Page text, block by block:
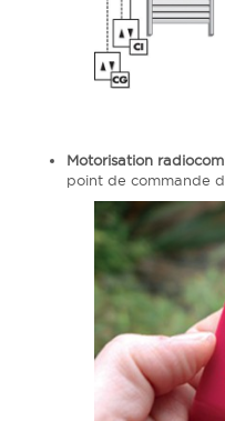
Motorisation
point de commande